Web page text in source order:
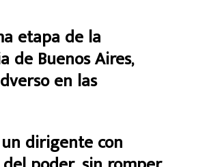
etapa de la
de Buenos Aires,
en las
dirigente con